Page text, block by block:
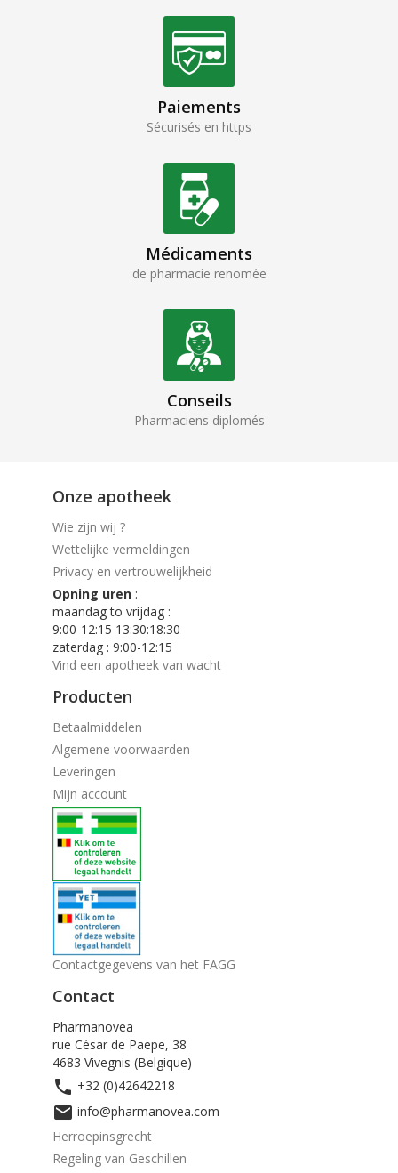
Paiements
Sécurisés en https
Médicaments
de pharmacie renomée
Conseils
Pharmaciens diplomés
Onze apotheek
Wie zijn wij ?
Wettelijke vermeldingen
Privacy en vertrouwelijkheid
Opning uren :
maandag to vrijdag :
9:00-12:15 13:30:18:30
zaterdag : 9:00-12:15
Vind een apotheek van wacht
Producten
Betaalmiddelen
Algemene voorwaarden
Leveringen
Mijn account
Contactgegevens van het FAGG
Contact
Pharmanovea
rue César de Paepe, 38
4683 Vivegnis (Belgique)
 +32 (0)42642218
 info@pharmanovea.com
Herroepinsgrecht
Regeling van Geschillen